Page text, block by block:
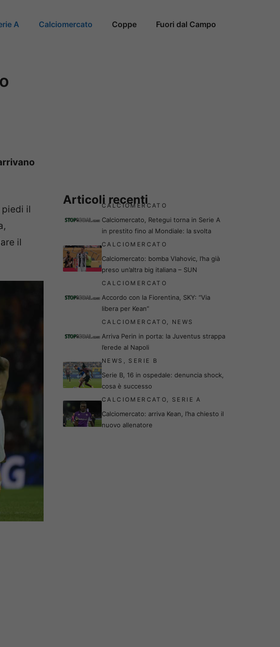
A Calciomercato Coppe Fuori dal Campo
il
il
Articoli recenti
CALCIOMERCATO
Calciomercato, Retegui torna in Serie A
in prestito fino al Mondiale: la svolta
CALCIOMERCATO
Calciomercato: bomba Vlahovic, l’ha già
preso un’altra big italiana – SUN
CALCIOMERCATO
Accordo con la Fiorentina, SKY: “Via
libera per Kean”
CALCIOMERCATO, NEWS
Arriva Perin in porta: la Juventus strappa
l’erede al Napoli
NEWS , SERIE B
Serie B, 16 in ospedale: denuncia shock,
cosa è successo
CALCIOMERCATO, SERIE A
Calciomercato: arriva Kean, l’ha chiesto il
nuovo allenatore